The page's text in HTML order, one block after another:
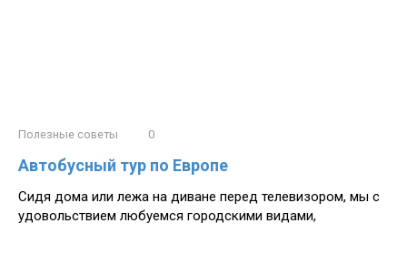
Полезные советы 0
Автобусный тур по Европе
Сидя дома или лежа на диване перед телевизором, мы с
удовольствием любуемся городскими видами,